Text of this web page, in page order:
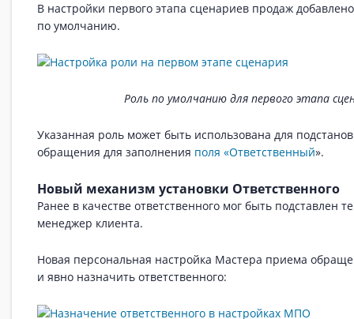
В настройки первого этапа сценариев продаж
по умолчанию.
Роль по умолчанию для первого этапа
Указанная роль может быть использована для
обращения для заполнения поля «Ответственный».
Новый механизм установки Ответственного
Ранее в качестве ответственного мог быть подставлен
менеджер клиента.
Новая персональная настройка Мастера приема
и явно назначить ответственного: